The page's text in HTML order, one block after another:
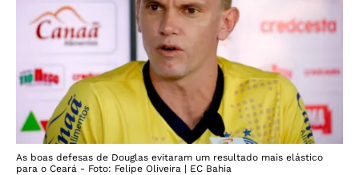
As boas defesas de Douglas evitaram um resultado mais elástico
para o Ceará - Foto: Felipe Oliveira | EC Bahia